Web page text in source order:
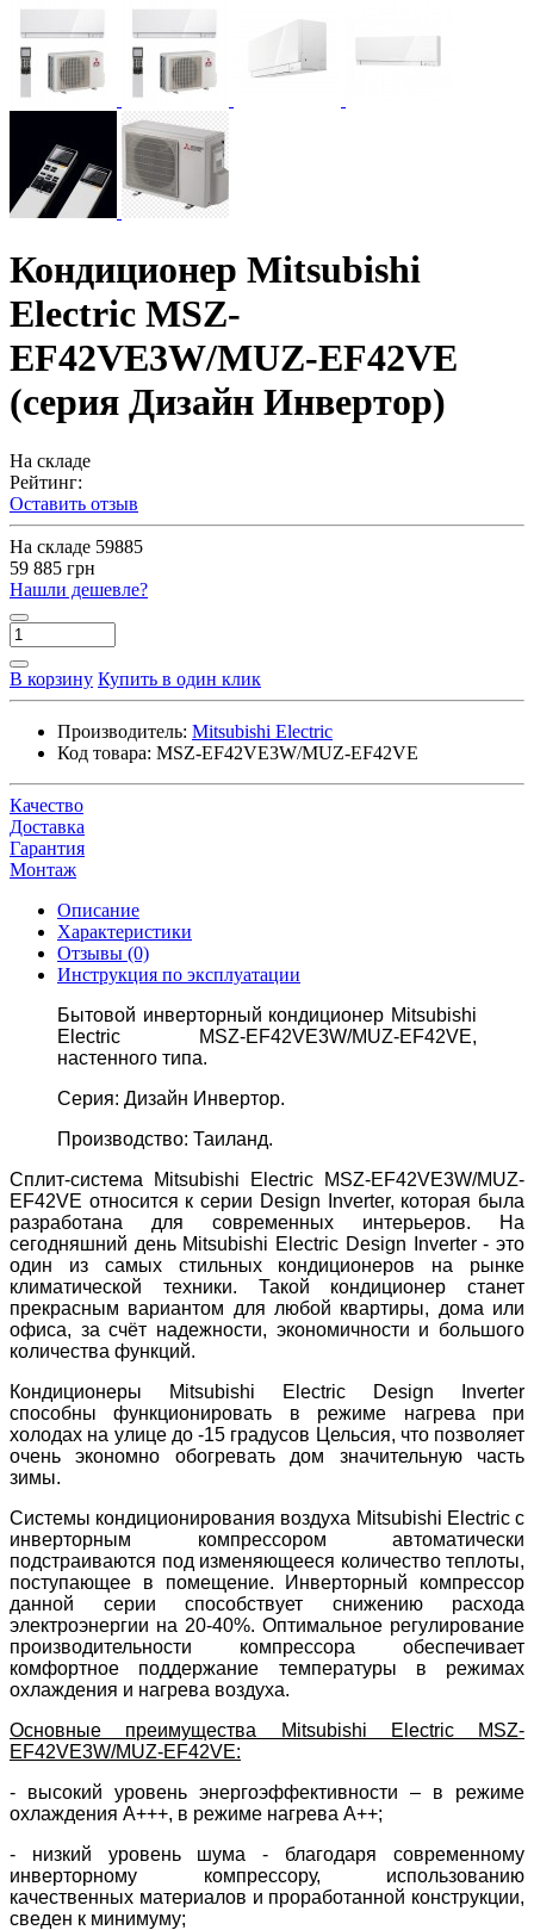
Кондиционер Mitsubishi
Electric MSZ-
EF42VE3W/MUZ-EF42VE
(серия Дизайн Инвертор)
На складе
Рейтинг:
Оставить отзыв
На складе 59885
59 885 грн
Нашли дешевле?
В корзину Купить в один клик
Производитель: Mitsubishi Electric
Код товара: MSZ-EF42VE3W/MUZ-EF42VE
Качество
Доставка
Гарантия
Монтаж
Описание
Характеристики
Отзывы (0)
Инструкция по эксплуатации
Бытовой инверторный кондиционер Mitsubishi
Electric MSZ-EF42VE3W/MUZ-EF42VE,
настенного типа.
Серия: Дизайн Инвертор.
Производство: Таиланд.
Сплит-система Mitsubishi Electric MSZ-EF42VE3W/MUZ-
EF42VE относится к серии Design Inverter, которая была
разработана для современных интерьеров. На
сегодняшний день Mitsubishi Electric Design Inverter- это
один из самых стильных кондиционеров на рынке
климатической техники. Такой кондиционер станет
прекрасным вариантом для любой квартиры, дома или
офиса, за счёт надежности, экономичности и большого
количества функций.
Кондиционеры Mitsubishi Electric Design Inverter
способны функционировать в режиме нагрева при
холодах на улице до -15 градусов Цельсия, что позволяет
очень экономно обогревать дом значительную часть
зимы.
Системы кондиционирования воздуха Mitsubishi Electric с
инверторным компрессором автоматически
подстраиваются под изменяющееся количество теплоты,
поступающее в помещение.
Инверторный компрессор
данной серии способствует снижению расхода
электроэнергии на 20-40%. Оптимальное регулирование
производительности компрессора обеспечивает
комфортное поддержание температуры в режимах
охлаждения и нагрева воздуха.
Основные преимущества Mitsubishi Electric MSZ-
EF42VE3W/MUZ-EF42VE:
- высокий уровень энергоэффективности – в режиме
охлаждения А+++, в режиме нагрева А++;
- низкий уровень шума - благодаря современному
инверторному компрессору, использованию
качественных материалов и проработанной конструкции,
сведен к минимуму;